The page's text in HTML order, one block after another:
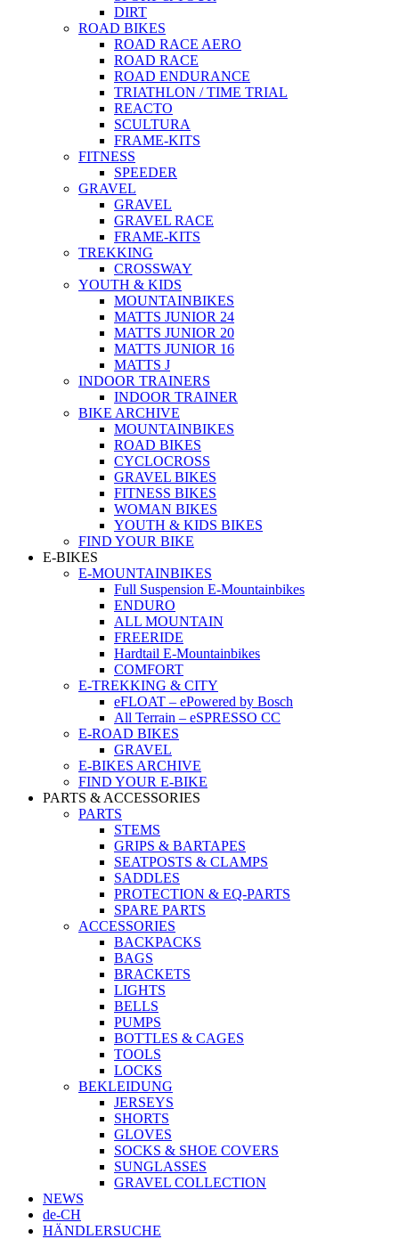
DIRT
ROAD BIKES
ROAD RACE AERO
ROAD RACE
ROAD ENDURANCE
TRIATHLON / TIME TRIAL
REACTO
SCULTURA
FRAME-KITS
FITNESS
SPEEDER
GRAVEL
GRAVEL
GRAVEL RACE
FRAME-KITS
TREKKING
CROSSWAY
YOUTH & KIDS
MOUNTAINBIKES
MATTS JUNIOR 24
MATTS JUNIOR 20
MATTS JUNIOR 16
MATTS J
INDOOR TRAINERS
INDOOR TRAINER
BIKE ARCHIVE
MOUNTAINBIKES
ROAD BIKES
CYCLOCROSS
GRAVEL BIKES
FITNESS BIKES
WOMAN BIKES
YOUTH & KIDS BIKES
FIND YOUR BIKE
E-BIKES
E-MOUNTAINBIKES
Full Suspension E-Mountainbikes
ENDURO
ALL MOUNTAIN
FREERIDE
Hardtail E-Mountainbikes
COMFORT
E-TREKKING & CITY
eFLOAT – ePowered by Bosch
All Terrain – eSPRESSO CC
E-ROAD BIKES
GRAVEL
E-BIKES ARCHIVE
FIND YOUR E-BIKE
PARTS & ACCESSORIES
PARTS
STEMS
GRIPS & BARTAPES
SEATPOSTS & CLAMPS
SADDLES
PROTECTION & EQ-PARTS
SPARE PARTS
ACCESSORIES
BACKPACKS
BAGS
BRACKETS
LIGHTS
BELLS
PUMPS
BOTTLES & CAGES
TOOLS
LOCKS
BEKLEIDUNG
JERSEYS
SHORTS
GLOVES
SOCKS & SHOE COVERS
SUNGLASSES
GRAVEL COLLECTION
NEWS
de-CH
HÄNDLERSUCHE